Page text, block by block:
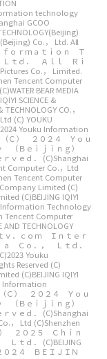
technology
GCOO
Co.， Ltd. All
ｏｒｍａｔｉｏｎ Ｔ
Ｌｔｄ． Ａｌｌ Ｒｉ
Co.， Limited.
Tencent Computer
(C)WATER BEAR MEDIA
SCIENCE &
TECHNOLOGY CO.，
(C) YOUKU
Youku Information
（Ｃ） ２０２４ Ｙｏｕ
（Ｂｅｉｊｉｎｇ）
ｖｅｄ． (C)Shanghai
Computer Co.，Ltd
Tencent Computer
Limited (C)
(C)BEIJING IQIYI
Information Technology
Tencent Computer
AND TECHNOLOGY
ｖ．ｃｏｍ Ｉｎｔｅｒ
ａ Ｃｏ．， Ｌｔｄ．
Youku
Reserved (C)
(C)BEIJING IQIYI
Information
（Ｃ） ２０２４ Ｙｏｕ
（Ｂｅｉｊｉｎｇ）
ｖｅｄ． (C)Shanghai
， Ltd (C)Shenzhen
） ２０２５ Ｃｈｉｎ
Ｌｔｄ． (C)BEIJING
０２４ ＢＥＩＪＩＮ